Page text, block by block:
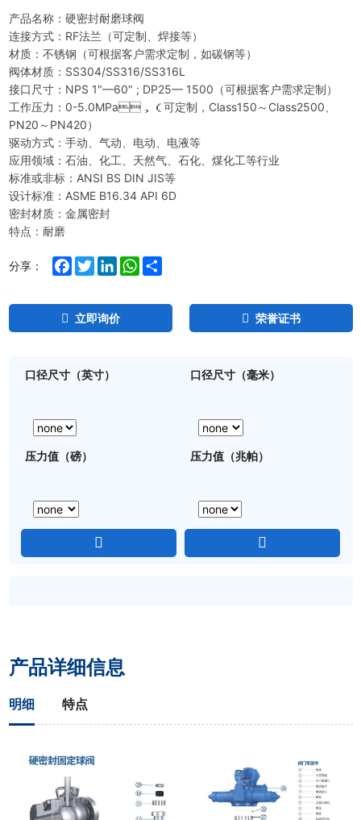
产品名称：硬密封耐磨球阀
连接方式：RF法兰（可定制、焊接等）
材质：不锈钢（可根据客户需求定制，如碳钢等）
阀体材质：SS304/SS316/SS316L
接口尺寸：NPS 1"—60" ; DP25— 1500（可根据客户需求定制）
工作压力：0-5.0MPa，（可定制，Class150～Class2500、
PN20～PN420）
驱动方式：手动、气动、电动、电液等
应用领域：石油、化工、天然气、石化、煤化工等行业
标准或非标：ANSI BS DIN JIS等
设计标准：ASME B16.34 API 6D
密封材质：金属密封
特点：耐磨
分享： Facebook
TwitterLinkedInWhatsApp
Share
立即询价 荣誉证书
压力值（磅） 压力值（兆帕）
口径尺寸（毫米）
口径尺寸（英寸）
产品详细信息
明细 特点